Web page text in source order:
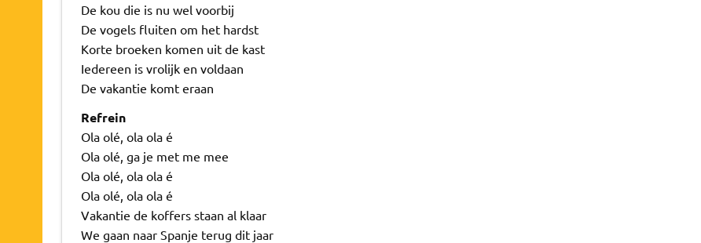
De kou die is nu wel voorbij
De vogels fluiten om het hardst
Korte broeken komen uit de kast
Iedereen is vrolijk en voldaan
De vakantie komt eraan
Refrein
Ola olé, ola ola é
Ola olé, ga je met me mee
Ola olé, ola ola é
Ola olé, ola ola é
Vakantie de koffers staan al klaar
We gaan naar Spanje terug dit jaar